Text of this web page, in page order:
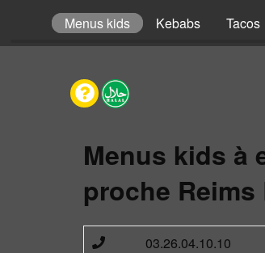
Menus kids Kebabs Tacos
Menus kids à
proche Reims
03.26.04.10.10